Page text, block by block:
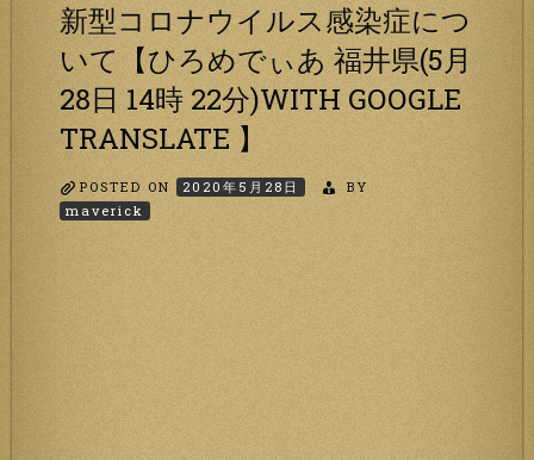
新型コロナウイルス感染症につ
いて【ひろめでぃあ 福井県(5月
28日 14時 22分)WITH GOOGLE
TRANSLATE 】
POSTED ON 2020年5月28日
BY
maverick